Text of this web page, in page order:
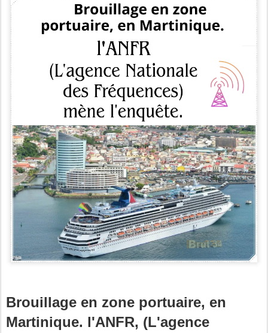
Brouillage en zone portuaire, en
Martinique. l'ANFR, (L'agence